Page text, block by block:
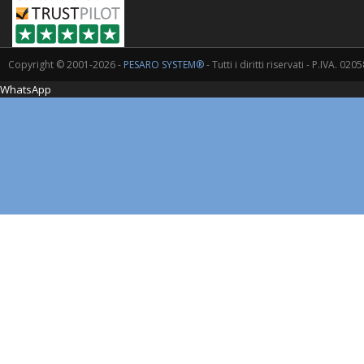
Copyright © 2001-2026 - PESARO SYSTEM®- Tutti i diritti riservati - P.IVA.
WhatsApp